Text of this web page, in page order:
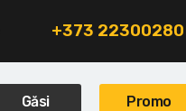
+373 22300280
Găsi Promo